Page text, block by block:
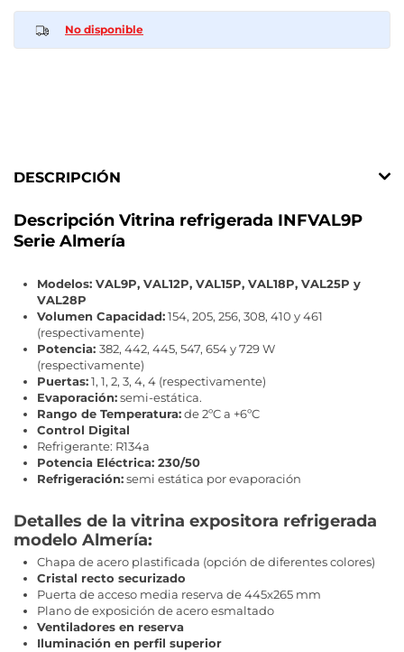
No disponible
DESCRIPCIÓN
Descripción Vitrina refrigerada INFVAL9P
Serie Almería
Modelos: VAL9P, VAL12P, VAL15P, VAL18P, VAL25P y
VAL28P
Volumen Capacidad:154, 205, 256, 308, 410 y 461
(respectivamente)
Potencia: 382, 442, 445, 547, 654 y 729 W
(respectivamente)
Puertas:1, 1, 2, 3, 4, 4 (respectivamente)
Evaporación:semi-estática.
Rango de Temperatura:de 2ºC a +6ºC
Control Digital
Refrigerante: R134a
Potencia Eléctrica: 230/50
Refrigeración:semi estática por evaporación
Detalles de la vitrina expositora refrigerada
modelo Almería:
Chapa de acero plastificada (opción de diferentes colores)
Cristal recto securizado
Puerta de acceso media reserva de 445x265 mm
Plano de exposición de acero esmaltado
Ventiladores en reserva
Iluminación en perfil superior